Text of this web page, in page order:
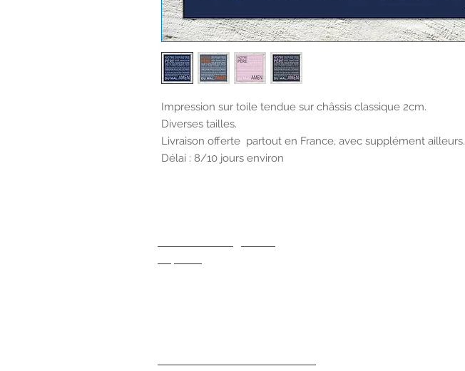
Impression sur toile tendue sur châssis classique 2cm.
Diverses tailles.
Livraison offerte partout en France, avec supplément ailleurs.
Délai : 8/10 jours environ